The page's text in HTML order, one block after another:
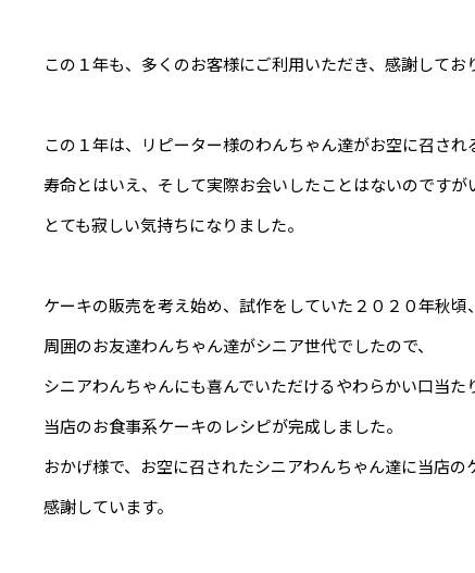
この１年も、多くのお客様にご利用いただき、感謝してお
この１年は、リピーター様のわんちゃん達がお空に召され
寿命とはいえ、そして実際お会いしたことはないのですが
とても寂しい気持ちになりました。
ケーキの販売を考え始め、試作をしていた２０２０年秋頃、
周囲のお友達わんちゃん達がシニア世代でしたので、
シニアわんちゃんにも喜んでいただけるやわらかい口当た
当店のお食事系ケーキのレシピが完成しました。
おかげ様で、お空に召されたシニアわんちゃん達に当店
感謝しています。